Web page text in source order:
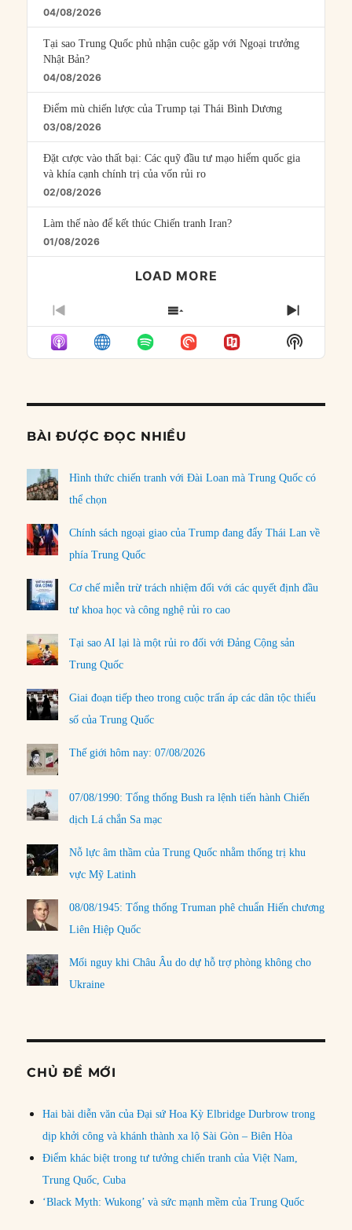
04/08/2026
Tại sao Trung Quốc phủ nhận cuộc gặp với Ngoại trưởng
Nhật Bản?
04/08/2026
Điểm mù chiến lược của Trump tại Thái Bình Dương
03/08/2026
Đặt cược vào thất bại: Các quỹ đầu tư mạo hiểm quốc gia
và khía cạnh chính trị của vốn rủi ro
02/08/2026
Làm thế nào để kết thúc Chiến tranh Iran?
01/08/2026
LOAD MORE
PREVIOUS
EPISODE
SHOW
EPISODES
LIST
NEXT
Show
Podcast
BÀI ĐƯỢC ĐỌC NHIỀU
Hình thức chiến tranh với Đài Loan mà Trung Quốc có
thể chọn
Chính sách ngoại giao của Trump đang đẩy Thái Lan về
phía Trung Quốc
Cơ chế miễn trừ trách nhiệm đối với các quyết định đầu
tư khoa học và công nghệ rủi ro cao
Tại sao AI lại là một rủi ro đối với Đảng Cộng sản
Trung Quốc
Giai đoạn tiếp theo trong cuộc trấn áp các dân tộc thiểu
số của Trung Quốc
Thế giới hôm nay: 07/08/2026
07/08/1990: Tổng thống Bush ra lệnh tiến hành Chiến
dịch Lá chắn Sa mạc
Nỗ lực âm thầm của Trung Quốc nhằm thống trị khu
vực Mỹ Latinh
08/08/1945: Tổng thống Truman phê chuẩn Hiến chương
Liên Hiệp Quốc
Mối nguy khi Châu Âu do dự hỗ trợ phòng không cho
Ukraine
CHỦ ĐỀ MỚI
Hai bài diễn văn của Đại sứ Hoa Kỳ Elbridge Durbrow trong
dịp khởi công và khánh thành xa lộ Sài Gòn – Biên Hòa
Điểm khác biệt trong tư tưởng chiến tranh của Việt Nam,
Trung Quốc, Cuba
‘Black Myth: Wukong’ và sức mạnh mềm của Trung Quốc